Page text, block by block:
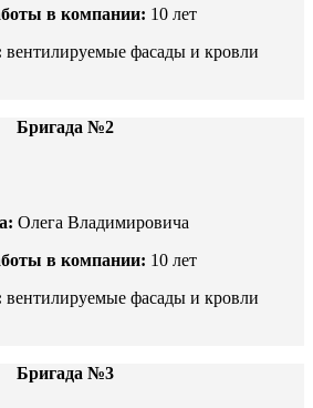
в компании: 10 лет
вентилируемые фасады и кровли
Бригада №2
Олега Владимировича
в компании: 10 лет
вентилируемые фасады и кровли
Бригада №3